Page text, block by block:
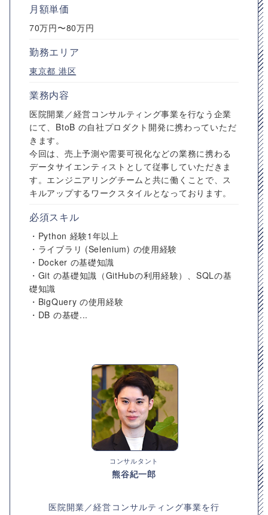
月額単価
70万円〜80万円
勤務エリア
東京都 港区
業務内容
医院開業／経営コンサルティング事業を行なう企業
にて、BtoB の自社プロダクト開発に携わっていただ
きます。
今回は、売上予測や需要可視化などの業務に携わる
データサイエンティストとして従事していただきま
す。エンジニアリングチームと共に働くことで、ス
キルアップするワークスタイルとなっております。
必須スキル
・Python 経験1年以上
・ライブラリ (Selenium) の使用経験
・Docker の基礎知識
・Git の基礎知識（GitHubの利用経験）、SQLの基
礎知識
・BigQuery の使用経験
・DB の基礎...
コンサルタント
熊谷紀一郎
医院開業／経営コンサルティング事業を行